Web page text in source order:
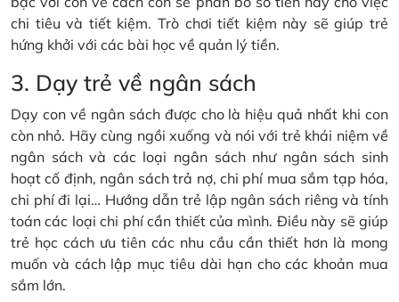
chi tiêu và tiết kiệm. Trò chơi tiết kiệm này sẽ giúp trẻ
hứng khởi với các bài học về quản lý tiền.
3. Dạy trẻ về ngân sách
Dạy con về ngân sách được cho là hiệu quả nhất khi con
còn nhỏ. Hãy cùng ngồi xuống và nói với trẻ khái niệm về
ngân sách và các loại ngân sách như ngân sách sinh
hoạt cố định, ngân sách trả nợ, chi phí mua sắm tạp hóa,
chi phí đi lại… Hướng dẫn trẻ lập ngân sách riêng và tính
toán các loại chi phí cần thiết của mình. Điều này sẽ giúp
trẻ học cách ưu tiên các nhu cầu cần thiết hơn là mong
muốn và cách lập mục tiêu dài hạn cho các khoản mua
sắm lớn.